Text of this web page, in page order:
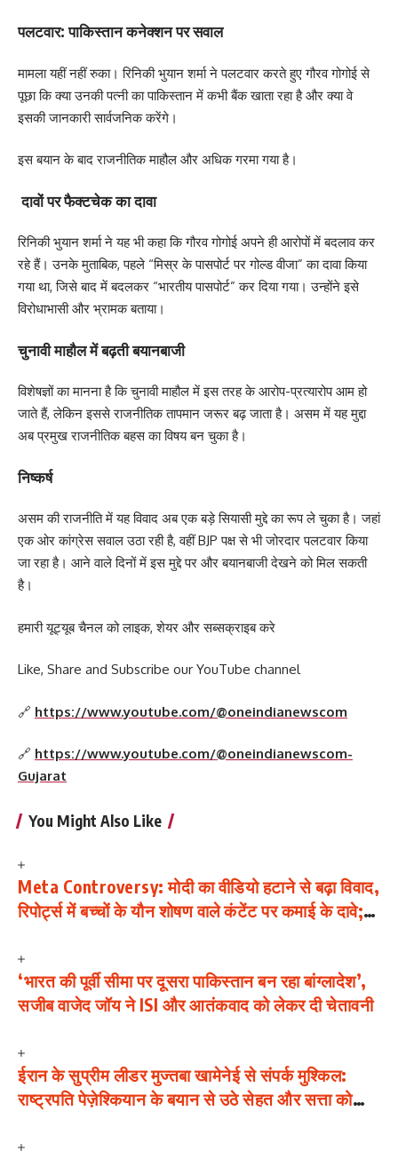
पलटवार: पाकिस्तान कनेक्शन पर सवाल
मामला यहीं नहीं रुका। रिनिकी भुयान शर्मा ने पलटवार करते हुए गौरव गोगोई से
पूछा कि क्या उनकी पत्नी का पाकिस्तान में कभी बैंक खाता रहा है और क्या वे
इसकी जानकारी सार्वजनिक करेंगे।
इस बयान के बाद राजनीतिक माहौल और अधिक गरमा गया है।
दावों पर फैक्टचेक का दावा
रिनिकी भुयान शर्मा ने यह भी कहा कि गौरव गोगोई अपने ही आरोपों में बदलाव कर
रहे हैं। उनके मुताबिक, पहले “मिस्र के पासपोर्ट पर गोल्ड वीजा” का दावा किया
गया था, जिसे बाद में बदलकर “भारतीय पासपोर्ट” कर दिया गया। उन्होंने इसे
विरोधाभासी और भ्रामक बताया।
चुनावी माहौल में बढ़ती बयानबाजी
विशेषज्ञों का मानना है कि चुनावी माहौल में इस तरह के आरोप-प्रत्यारोप आम हो
जाते हैं, लेकिन इससे राजनीतिक तापमान जरूर बढ़ जाता है। असम में यह मुद्दा
अब प्रमुख राजनीतिक बहस का विषय बन चुका है।
निष्कर्ष
असम की राजनीति में यह विवाद अब एक बड़े सियासी मुद्दे का रूप ले चुका है। जहां
एक ओर कांग्रेस सवाल उठा रही है, वहीं BJP पक्ष से भी जोरदार पलटवार किया
जा रहा है। आने वाले दिनों में इस मुद्दे पर और बयानबाजी देखने को मिल सकती
है।
हमारी यूट्यूब चैनल को लाइक, शेयर और सब्सक्राइब करे
Like, Share and Subscribe our YouTube channel
🔗 https://www.youtube.com/@oneindianewscom
🔗 https://www.youtube.com/@oneindianewscom-
Gujarat
You Might Also Like
Meta Controversy: मोदी का वीडियो हटाने से बढ़ा विवाद,
रिपोर्ट्स में बच्चों के यौन शोषण वाले कंटेंट पर कमाई के दावे;
‘भारत की पूर्वी सीमा पर दूसरा पाकिस्तान बन रहा बांग्लादेश’,
सजीब वाजेद जॉय ने ISI और आतंकवाद को लेकर दी चेतावनी
ईरान के सुप्रीम लीडर मुज्तबा खामेनेई से संपर्क मुश्किल:
राष्ट्रपति पेज़ेश्कियान के बयान से उठे सेहत और सत्ता को